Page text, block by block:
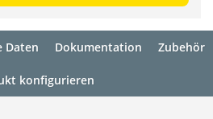
Daten Dokumentation Zubehör
konfigurieren